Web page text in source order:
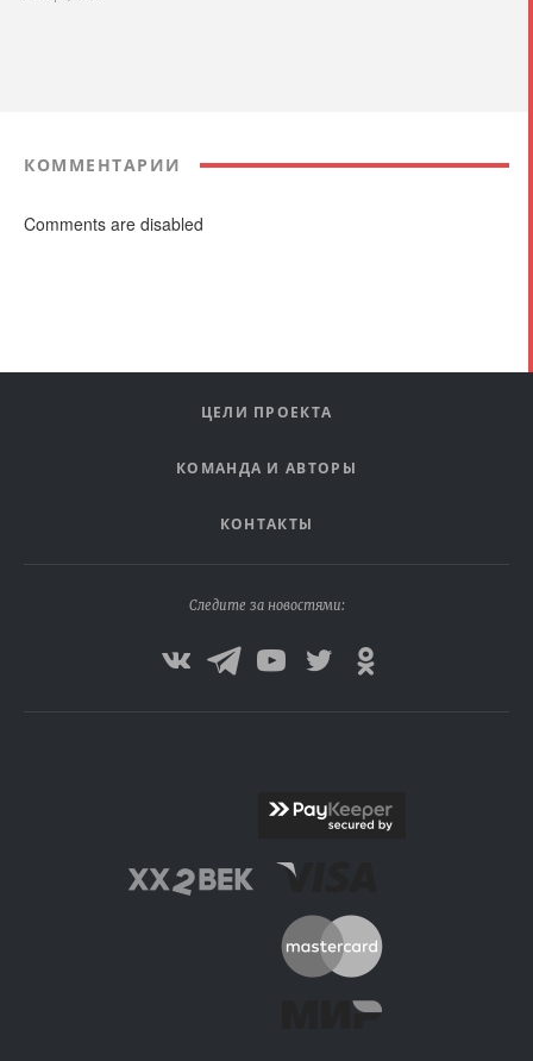
КОММЕНТАРИИ
Comments are disabled
ЦЕЛИ ПРОЕКТА
КОМАНДА И АВТОРЫ
КОНТАКТЫ
Следите за новостями: